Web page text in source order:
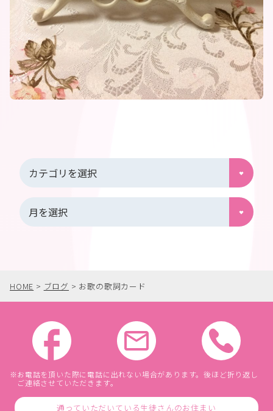
HOME > ブログ > お歌の歌詞カード
お電話を頂いた際に電話に出れない場合があります。後ほど折り返し
ご連絡させていただきます。
通っていただいている生徒さんのお住まい